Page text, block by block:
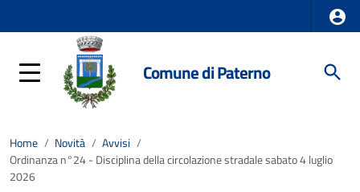
Comune di Paterno
Home / Novità / Avvisi /
Ordinanza n°24 - Disciplina della circolazione stradale sabato 4 luglio
2026